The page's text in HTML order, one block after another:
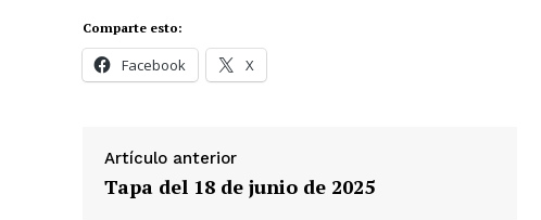
Comparte esto:
Facebook X
Artículo anterior
Tapa del 18 de junio de 2025